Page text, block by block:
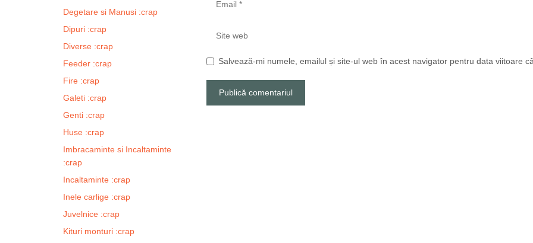
Salvează-mi numele, emailul și site-ul web în acest navigator pentru data viitoare
Degetare si Manusi :crap
Dipuri :crap
Diverse :crap
Feeder :crap
Fire :crap
Galeti :crap
Genti :crap
Huse :crap
Imbracaminte si Incaltaminte
:crap
Incaltaminte :crap
Inele carlige :crap
Juvelnice :crap
Kituri monturi :crap